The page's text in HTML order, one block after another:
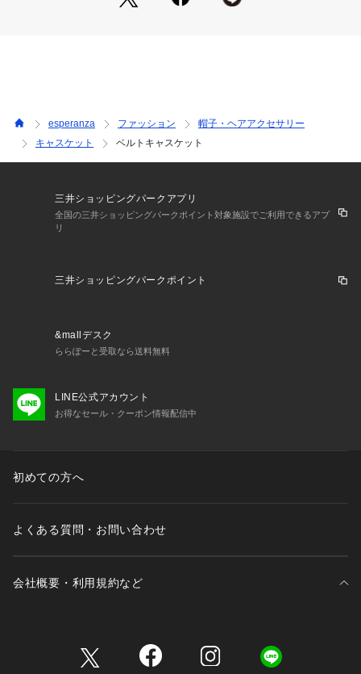
esperanza ファッション
帽子・ヘアアクセサリー
キャスケット
ベルトキャスケット
三井ショッピングパークアプリ
全国の三井ショッピングパークポイント対象施設でご利用できるアプ
リ
三井ショッピングパークポイント
&mallデスク
ららぽーと受取なら送料無料
LINE公式アカウント
お得なセール・クーポン情報配信中
初めての方へ
よくある質問・お問い合わせ
会社概要・利用規約など